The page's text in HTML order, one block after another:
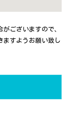
ございますので、
ますようお願い致し